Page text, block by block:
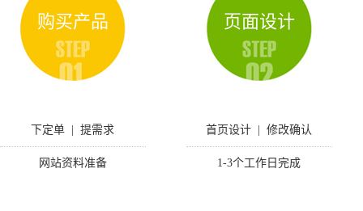
购买产品
下定单 | 提需求
网站资料准备
页面设计
首页设计 | 修改确认
1-3个工作日完成